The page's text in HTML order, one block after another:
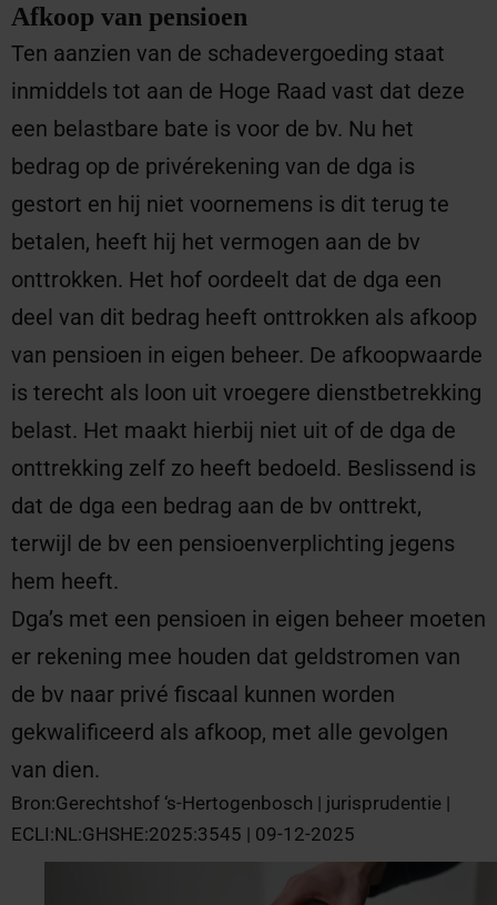
Afkoop van pensioen
Ten aanzien van de schadevergoeding staat
inmiddels tot aan de Hoge Raad vast dat deze
een belastbare bate is voor de bv. Nu het
bedrag op de privérekening van de dga is
gestort en hij niet voornemens is dit terug te
betalen, heeft hij het vermogen aan de bv
onttrokken. Het hof oordeelt dat de dga een
deel van dit bedrag heeft onttrokken als afkoop
van pensioen in eigen beheer. De afkoopwaarde
is terecht als loon uit vroegere dienstbetrekking
belast. Het maakt hierbij niet uit of de dga de
onttrekking zelf zo heeft bedoeld. Beslissend is
dat de dga een bedrag aan de bv onttrekt,
terwijl de bv een pensioenverplichting jegens
hem heeft.
Dga’s met een pensioen in eigen beheer moeten
er rekening mee houden dat geldstromen van
de bv naar privé fiscaal kunnen worden
gekwalificeerd als afkoop, met alle gevolgen
van dien.
Bron:Gerechtshof ‘s-Hertogenbosch | jurisprudentie |
ECLI:NL:GHSHE:2025:3545 | 09-12-2025